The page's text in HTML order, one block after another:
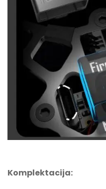
Komplektacija: